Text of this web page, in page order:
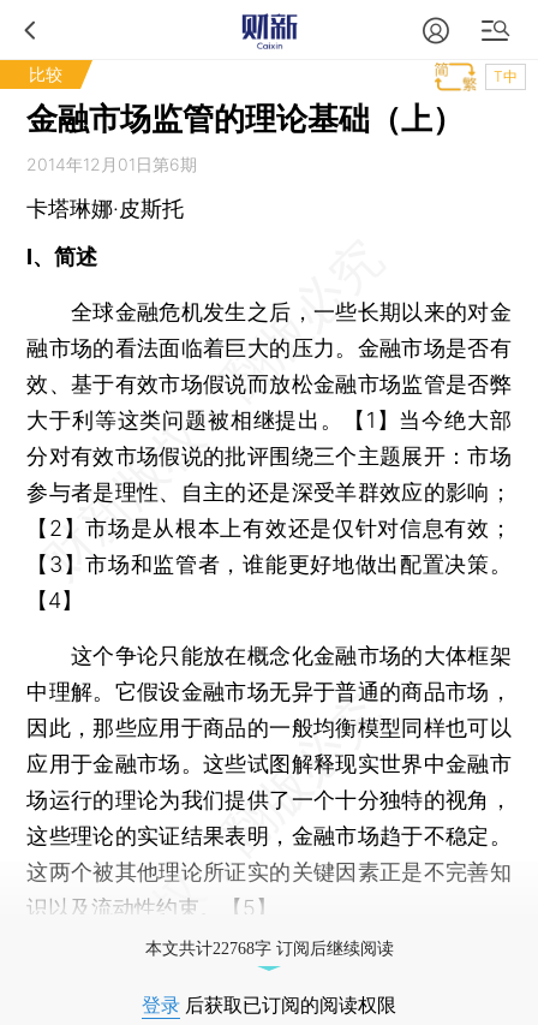
比较 T中
金融市场监管的理论基础（上）
2014年12月01日第6期
卡塔琳娜·皮斯托
I、简述
全球金融危机发生之后，一些长期以来的对金
融市场的看法面临着巨大的压力。金融市场是否有
效、基于有效市场假说而放松金融市场监管是否弊
大于利等这类问题被相继提出。【1】当今绝大部
分对有效市场假说的批评围绕三个主题展开：市场
参与者是理性、自主的还是深受羊群效应的影响；
【2】市场是从根本上有效还是仅针对信息有效；
【3】市场和监管者，谁能更好地做出配置决策。
【4】
这个争论只能放在概念化金融市场的大体框架
中理解。它假设金融市场无异于普通的商品市场，
因此，那些应用于商品的一般均衡模型同样也可以
应用于金融市场。这些试图解释现实世界中金融市
场运行的理论为我们提供了一个十分独特的视角，
这些理论的实证结果表明，金融市场趋于不稳定。
这两个被其他理论所证实的关键因素正是不完善知
识以及流动性约束。【5】
本文共计22768字 订阅后继续阅读
登录 后获取已订阅的阅读权限